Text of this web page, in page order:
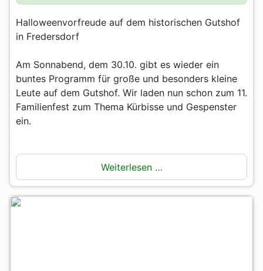
Halloweenvorfreude auf dem historischen Gutshof
in Fredersdorf
Am Sonnabend, dem 30.10. gibt es wieder ein
buntes Programm für große und besonders kleine
Leute auf dem Gutshof. Wir laden nun schon zum 11.
Familienfest zum Thema Kürbisse und Gespenster
ein.
Weiterlesen …